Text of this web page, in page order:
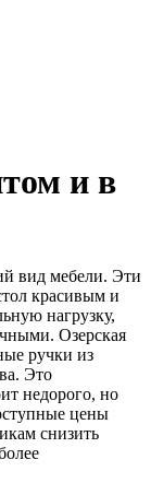
и в
вид мебели. Эти
красивым и
нагрузку,
Озерская
ручки из
Это
недорого, но
цены
снизить